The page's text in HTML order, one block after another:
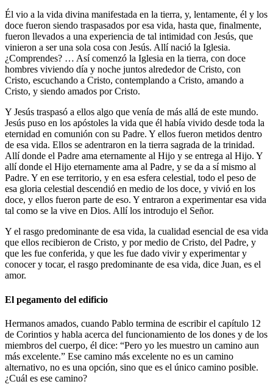
Él vio a la vida divina manifestada en la tierra, y, lentamente, él y los
doce fueron siendo traspasados por esa vida, hasta que, finalmente,
fueron llevados a una experiencia de tal intimidad con Jesús, que
vinieron a ser una sola cosa con Jesús. Allí nació la Iglesia.
¿Comprendes? … Así comenzó la Iglesia en la tierra, con doce
hombres viviendo día y noche juntos alrededor de Cristo, con
Cristo, escuchando a Cristo, contemplando a Cristo, amando a
Cristo, y siendo amados por Cristo.
Y Jesús traspasó a ellos algo que venía de más allá de este mundo.
Jesús puso en los apóstoles la vida que él había vivido desde toda la
eternidad en comunión con su Padre. Y ellos fueron metidos dentro
de esa vida. Ellos se adentraron en la tierra sagrada de la trinidad.
Allí donde el Padre ama eternamente al Hijo y se entrega al Hijo. Y
allí donde el Hijo eternamente ama al Padre, y se da a sí mismo al
Padre. Y en ese territorio, y en esa esfera celestial, todo el peso de
esa gloria celestial descendió en medio de los doce, y vivió en los
doce, y ellos fueron parte de eso. Y entraron a experimentar esa vida
tal como se la vive en Dios. Allí los introdujo el Señor.
Y el rasgo predominante de esa vida, la cualidad esencial de esa vida
que ellos recibieron de Cristo, y por medio de Cristo, del Padre, y
que les fue conferida, y que les fue dado vivir y experimentar y
conocer y tocar, el rasgo predominante de esa vida, dice Juan, es el
amor.
El pegamento del edificio
Hermanos amados, cuando Pablo termina de escribir el capítulo 12
de Corintios y habla acerca del funcionamiento de los dones y de los
miembros del cuerpo, él dice: “Pero yo les muestro un camino aun
más excelente.” Ese camino más excelente no es un camino
alternativo, no es una opción, sino que es el único camino posible.
¿Cuál es ese camino?